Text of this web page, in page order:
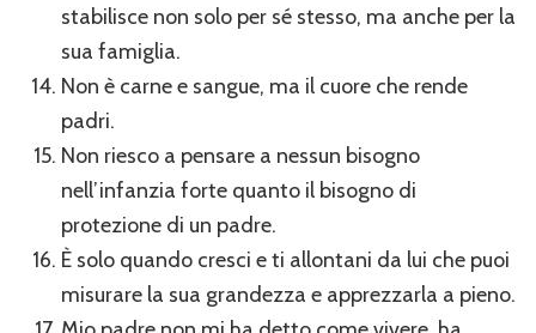
stabilisce non solo per sé stesso, ma anche per la
sua famiglia.
Non è carne e sangue, ma il cuore che rende
padri.
Non riesco a pensare a nessun bisogno
nell’infanzia forte quanto il bisogno di
protezione di un padre.
È solo quando cresci e ti allontani da lui che puoi
misurare la sua grandezza e apprezzarla a pieno.